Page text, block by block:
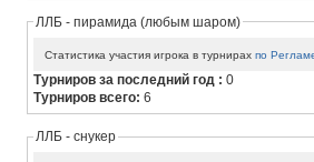
ЛЛБ - пирамида (любым шаром)
Статистика участия игрока в турнирахпо
Турниров за последний год :0
Турниров всего:6
ЛЛБ - снукер